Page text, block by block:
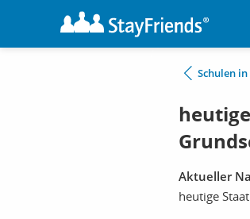
Schulen
Aktueller
heutige